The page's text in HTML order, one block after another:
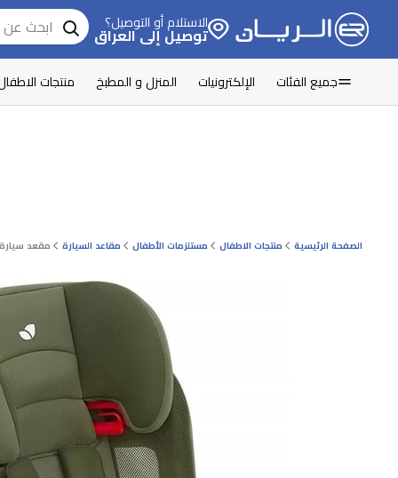
الاستلام أو التوصيل؟
توصيل إلى العراق
جميع الفئات الإلكترونيات المنزل و المطبخ منتجات
الصفحة الرئيسية منتجات الاطفال مستلزمات الأطفال مقاعد السيارة مقعد